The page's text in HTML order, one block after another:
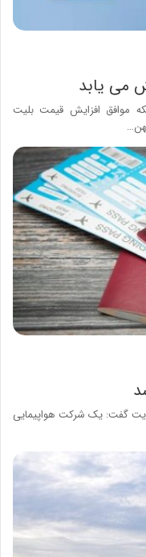
می یابد
موافق افزایش قیمت بلیت
گفت: یک شرکت هواپیمایی